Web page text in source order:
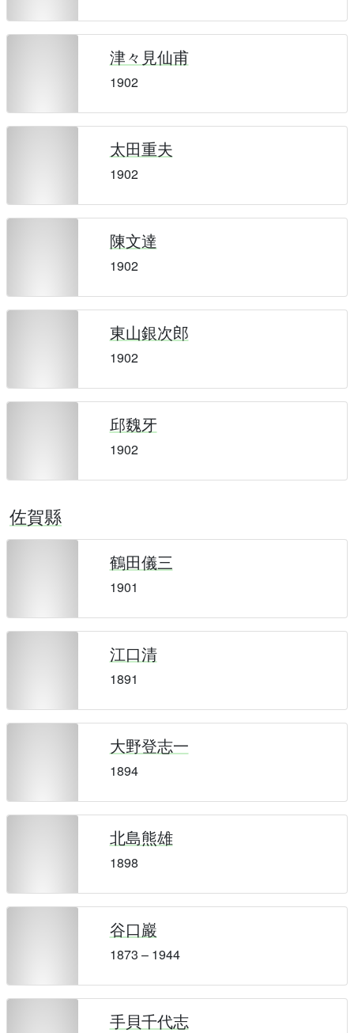
津々見仙甫
1902
太田重夫
1902
陳文達
1902
東山銀次郎
1902
邱魏牙
1902
佐賀縣
鶴田儀三
1901
江口清
1891
大野登志一
1894
北島熊雄
1898
谷口巖
1873 – 1944
手貝千代志